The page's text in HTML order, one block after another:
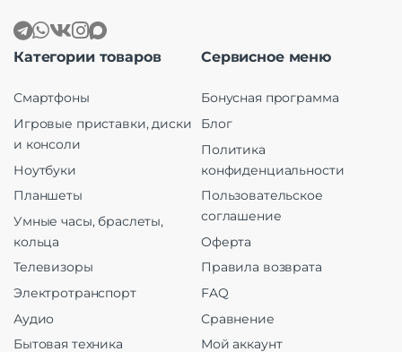
Категории товаров
Смартфоны
Игровые приставки, диски
и консоли
Ноутбуки
Планшеты
Умные часы, браслеты,
кольца
Телевизоры
Электротранспорт
Аудио
Бытовая техника
Сервисное меню
Бонусная программа
Блог
Политика
конфиденциальности
Пользовательское
соглашение
Оферта
Правила возврата
FAQ
Сравнение
Мой аккаунт